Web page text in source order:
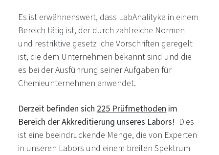
Es ist erwähnenswert, dass LabAnalityka in einem
Bereich tätig ist, der durch zahlreiche Normen
und restriktive gesetzliche Vorschriften geregelt
ist, die dem Unternehmen bekannt sind und die
es bei der Ausführung seiner Aufgaben für
Chemieunternehmen anwendet.
Derzeit befinden sich 225 Prüfmethoden im
Bereich der Akkreditierung unseres Labors! Dies
ist eine beeindruckende Menge, die von Experten
in unseren Labors und einem breiten Spektrum